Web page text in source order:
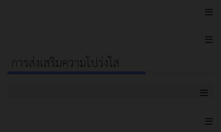
≡
≡
การส่งเสริมความโปร่งใส
≡
≡